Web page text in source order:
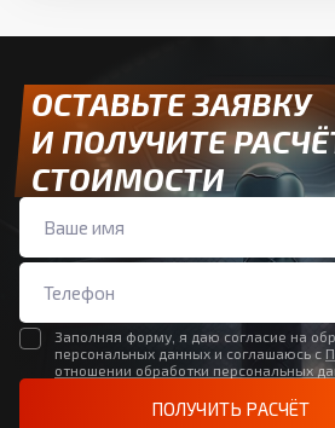
ОСТАВЬТЕ ЗАЯВКУ
И ПОЛУЧИТЕ
СТОИМОСТИ
Заполняя форму, я даю согласие на
персональных данных и соглашаюсь с
отношении обработки персональных
ПОЛУЧИТЬ РАСЧЁТ